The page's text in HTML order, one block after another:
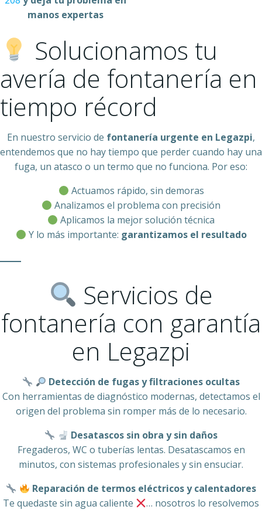
manos expertas
Solucionamos tu
avería de fontanería en
tiempo récord
En nuestro servicio de fontanería urgente en Legazpi,
entendemos que no hay tiempo que perder cuando hay una
fuga, un atasco o un termo que no funciona. Por eso:
Actuamos rápido, sin demoras
Analizamos el problema con precisión
Aplicamos la mejor solución técnica
Y lo más importante: garantizamos el resultado
Servicios de
fontanería con garantía
en Legazpi
Detección de fugas y filtraciones ocultas
Con herramientas de diagnóstico modernas, detectamos el
origen del problema sin romper más de lo necesario.
Desatascos sin obra y sin daños
Fregaderos, WC o tuberías lentas. Desatascamos en
minutos, con sistemas profesionales y sin ensuciar.
Reparación de termos eléctricos y calentadores
Te quedaste sin agua caliente
… nosotros lo resolvemos